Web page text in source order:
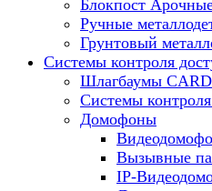
Блокпост
Ручные
Грунтовый
Системы контроля
Шлагбаумы
Системы
Домофоны
Вызывные
IP-